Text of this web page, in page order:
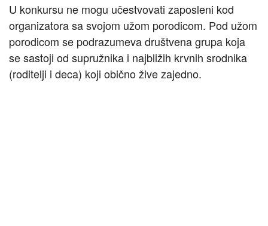
U konkursu ne mogu učestvovati zaposleni kod
organizatora sa svojom užom porodicom. Pod užom
porodicom se podrazumeva društvena grupa koja
se sastoji od supružnika i najbližih krvnih srodnika
(roditelji i deca) koji obično žive zajedno.